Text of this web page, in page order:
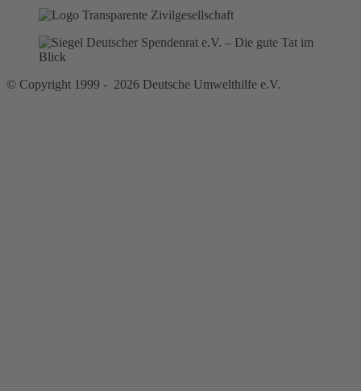
© Copyright 1999 - 2026 Deutsche Umwelthilfe e.V.